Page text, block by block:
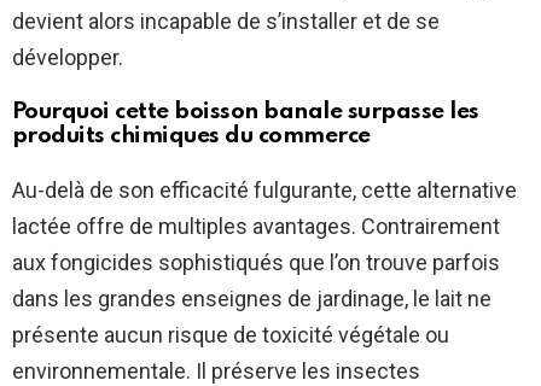
devient alors incapable de s’installer et de se
développer.
Pourquoi cette boisson banale surpasse les
produits chimiques du commerce
Au-delà de son efficacité fulgurante, cette alternative
lactée offre de multiples avantages. Contrairement
aux fongicides sophistiqués que l’on trouve parfois
dans les grandes enseignes de jardinage, le lait ne
présente aucun risque de toxicité végétale ou
environnementale. Il préserve les insectes